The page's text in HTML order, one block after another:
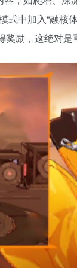
中加入“融核
励，这绝对是